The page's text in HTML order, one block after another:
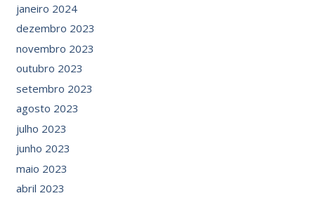
janeiro 2024
dezembro 2023
novembro 2023
outubro 2023
setembro 2023
agosto 2023
julho 2023
junho 2023
maio 2023
abril 2023